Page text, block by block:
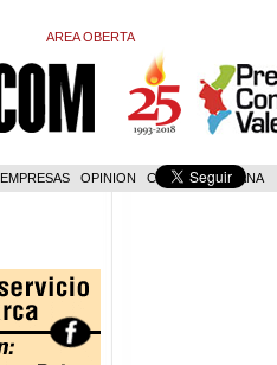
AREA OBERTA
EMPRESAS OPINION COM. VALENCIANA